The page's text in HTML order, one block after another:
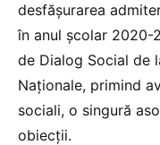
desfășurarea
în anul școlar 2020-
de Dialog Social de
Naționale, primind
sociali, o singură
obiecții.